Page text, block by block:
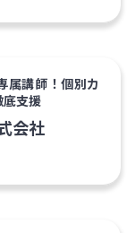
属講師！個別カ
底支援
会社